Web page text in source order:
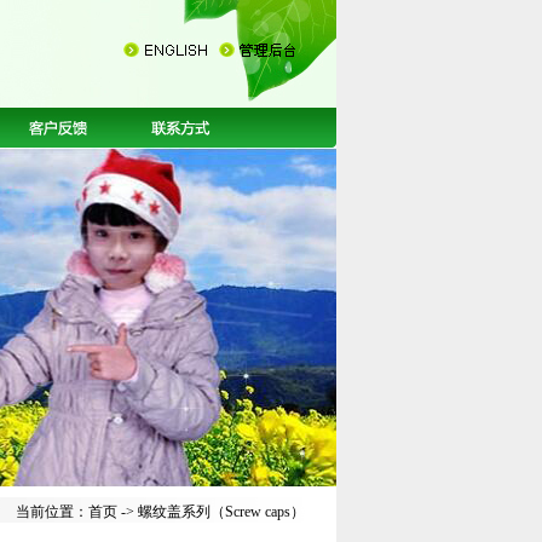
当前位置： 首页-> 螺纹盖系列（Screw caps）